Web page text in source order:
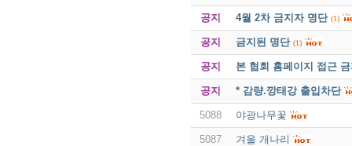
공지 4월 2차 금지자 명단 (1)
공지 금지된 명단 (1)
공지 본 협회 홈페이지 접근
공지 * 감량.깡태강 출입차단
5088 야광나무꽃
5087 겨울 개나리